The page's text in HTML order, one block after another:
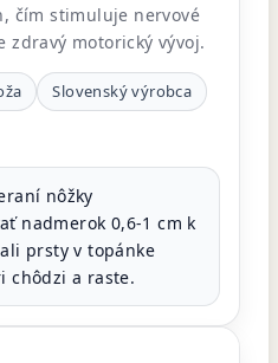
čím stimuluje nervové
zdravý motorický vývoj.
Slovenský výrobca
nôžky
nadmerok 0,6-1 cm k
prsty v topánke
chôdzi a raste.